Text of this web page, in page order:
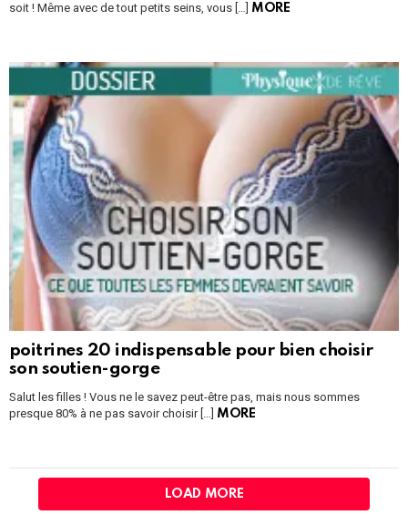
soit ! Même avec de tout petits seins, vous […] MORE
poitrines 20 indispensable pour bien choisir
son soutien-gorge
Salut les filles ! Vous ne le savez peut-être pas, mais nous sommes
presque 80% à ne pas savoir choisir […] MORE
LOAD MORE